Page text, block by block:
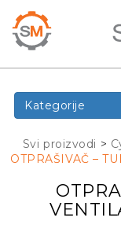
Kategorije
Svi proizvodi >
OTPRAŠIVAČ –